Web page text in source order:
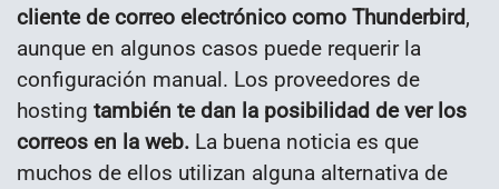
cliente de correo electrónico como Thunderbird,
aunque en algunos casos puede requerir la
configuración manual. Los proveedores de
hosting también te dan la posibilidad de ver los
correos en la web. La buena noticia es que
muchos de ellos utilizan alguna alternativa de